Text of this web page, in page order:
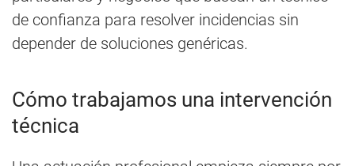
de confianza para resolver incidencias sin
depender de soluciones genéricas.
Cómo trabajamos una intervención
técnica